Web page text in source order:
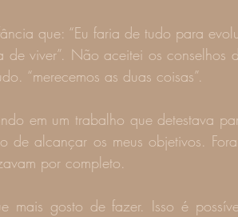
que: “Eu faria de tudo para
viver”. Não aceitei os conselhos
“merecemos as duas coisas”.
de alcançar os meus objetivos.
por completo.